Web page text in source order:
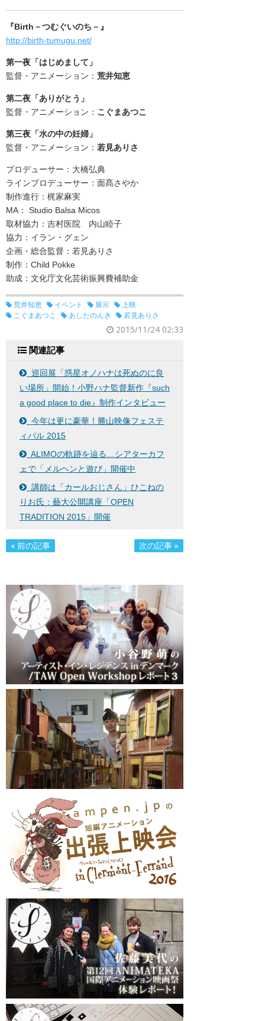
『Birth－つむぐいのち－』
http://birth-tumugu.net/
第一夜「はじめまして」
監督・アニメーション： 荒井知恵
第二夜「ありがとう」
監督・アニメーション： こぐまあつこ
第三夜「水の中の妊婦」
監督・アニメーション： 若見ありさ
プロデューサー：大橋弘典
ラインプロデューサー：面髙さやか
制作進行：梶家麻実
MA： Studio Balsa Micos
取材協力：吉村医院 内山睦子
協力：イラン・グェン
企画・総合監督：若見ありさ
制作：Child Pokke
助成：文化庁文化芸術振興費補助金
荒井知恵 イベント 展示
上映
こぐまあつこ
あしたのんき 若見ありさ
2015/11/24 02:33
関連記事
巡回展「惑星オノハナは死ぬのに良
い場所」開始！小野ハナ監督新作『such
a good place to die』制作インタビュー
今年は更に豪華！勝山映像フェステ
ィバル 2015
ALIMOの軌跡を辿る…シアターカフ
ェで「メルヘンと遊び」開催中
講師は「カールおじさん」ひこねの
りお氏：藝大公開講座「OPEN
TRADITION 2015」開催
« 前の記事 次の記事 »